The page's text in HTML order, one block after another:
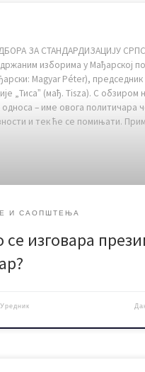
ЗА СТАНДАРДИЗАЦИЈУ
изборима у Мађарској
Magyar Péter),
„Тисаˮ (мађ. Tisza). С обзиром
односа – име овога политичара
и тек ће се помињати.
И САОПШТЕЊА
се изговара
Уредник